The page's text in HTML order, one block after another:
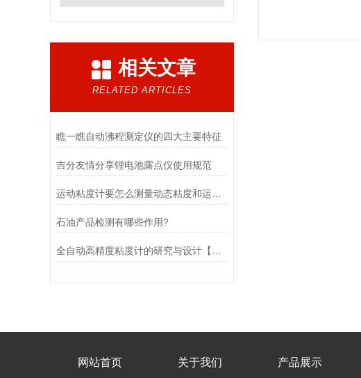
相关文章
RELATED ARTICLES
瞧一瞧自动沸程测定仪的四大主要特征
吉分友情分享锂电池露点仪使用规范
石油产品检测有哪些作用?
网站首页 关于我们 产品展示